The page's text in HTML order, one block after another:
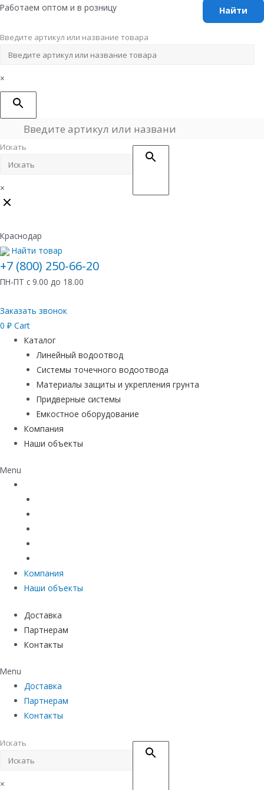
Перейти
содержимому
Работаем оптом и в розницу
Введите артикул или название товара
×
Искать
×
Краснодар
Найти товар
+7 (800) 250-66-20
ПН-ПТ с 9.00 до 18.00
Заказать звонок
0 ₽ Cart
Каталог
Линейный водоотвод
Системы точечного водоотвода
Материалы защиты и укрепления грунта
Придверные системы
Емкостное оборудование
Компания
Наши объекты
Menu
Компания
Наши объекты
Доставка
Партнерам
Контакты
Menu
Доставка
Партнерам
Контакты
Искать
×